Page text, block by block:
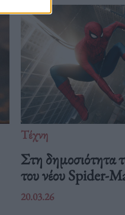
Τέχνη
Στη δημοσιότητα
του νέου Spider-
20.03.26